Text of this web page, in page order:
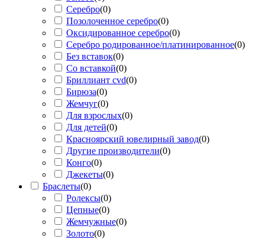
Серебро(0)
Позолоченное серебро(0)
Оксидированное серебро(0)
Серебро родированное/платинированное(0)
Без вставок(0)
Со вставкой(0)
Бриллиант cvd(0)
Бирюза(0)
Жемчуг(0)
Для взрослых(0)
Для детей(0)
Красноярский ювелирный завод(0)
Другие производители(0)
Конго(0)
Джекеты(0)
Браслеты(0)
Ролексы(0)
Цепные(0)
Жемчужные(0)
Золото(0)